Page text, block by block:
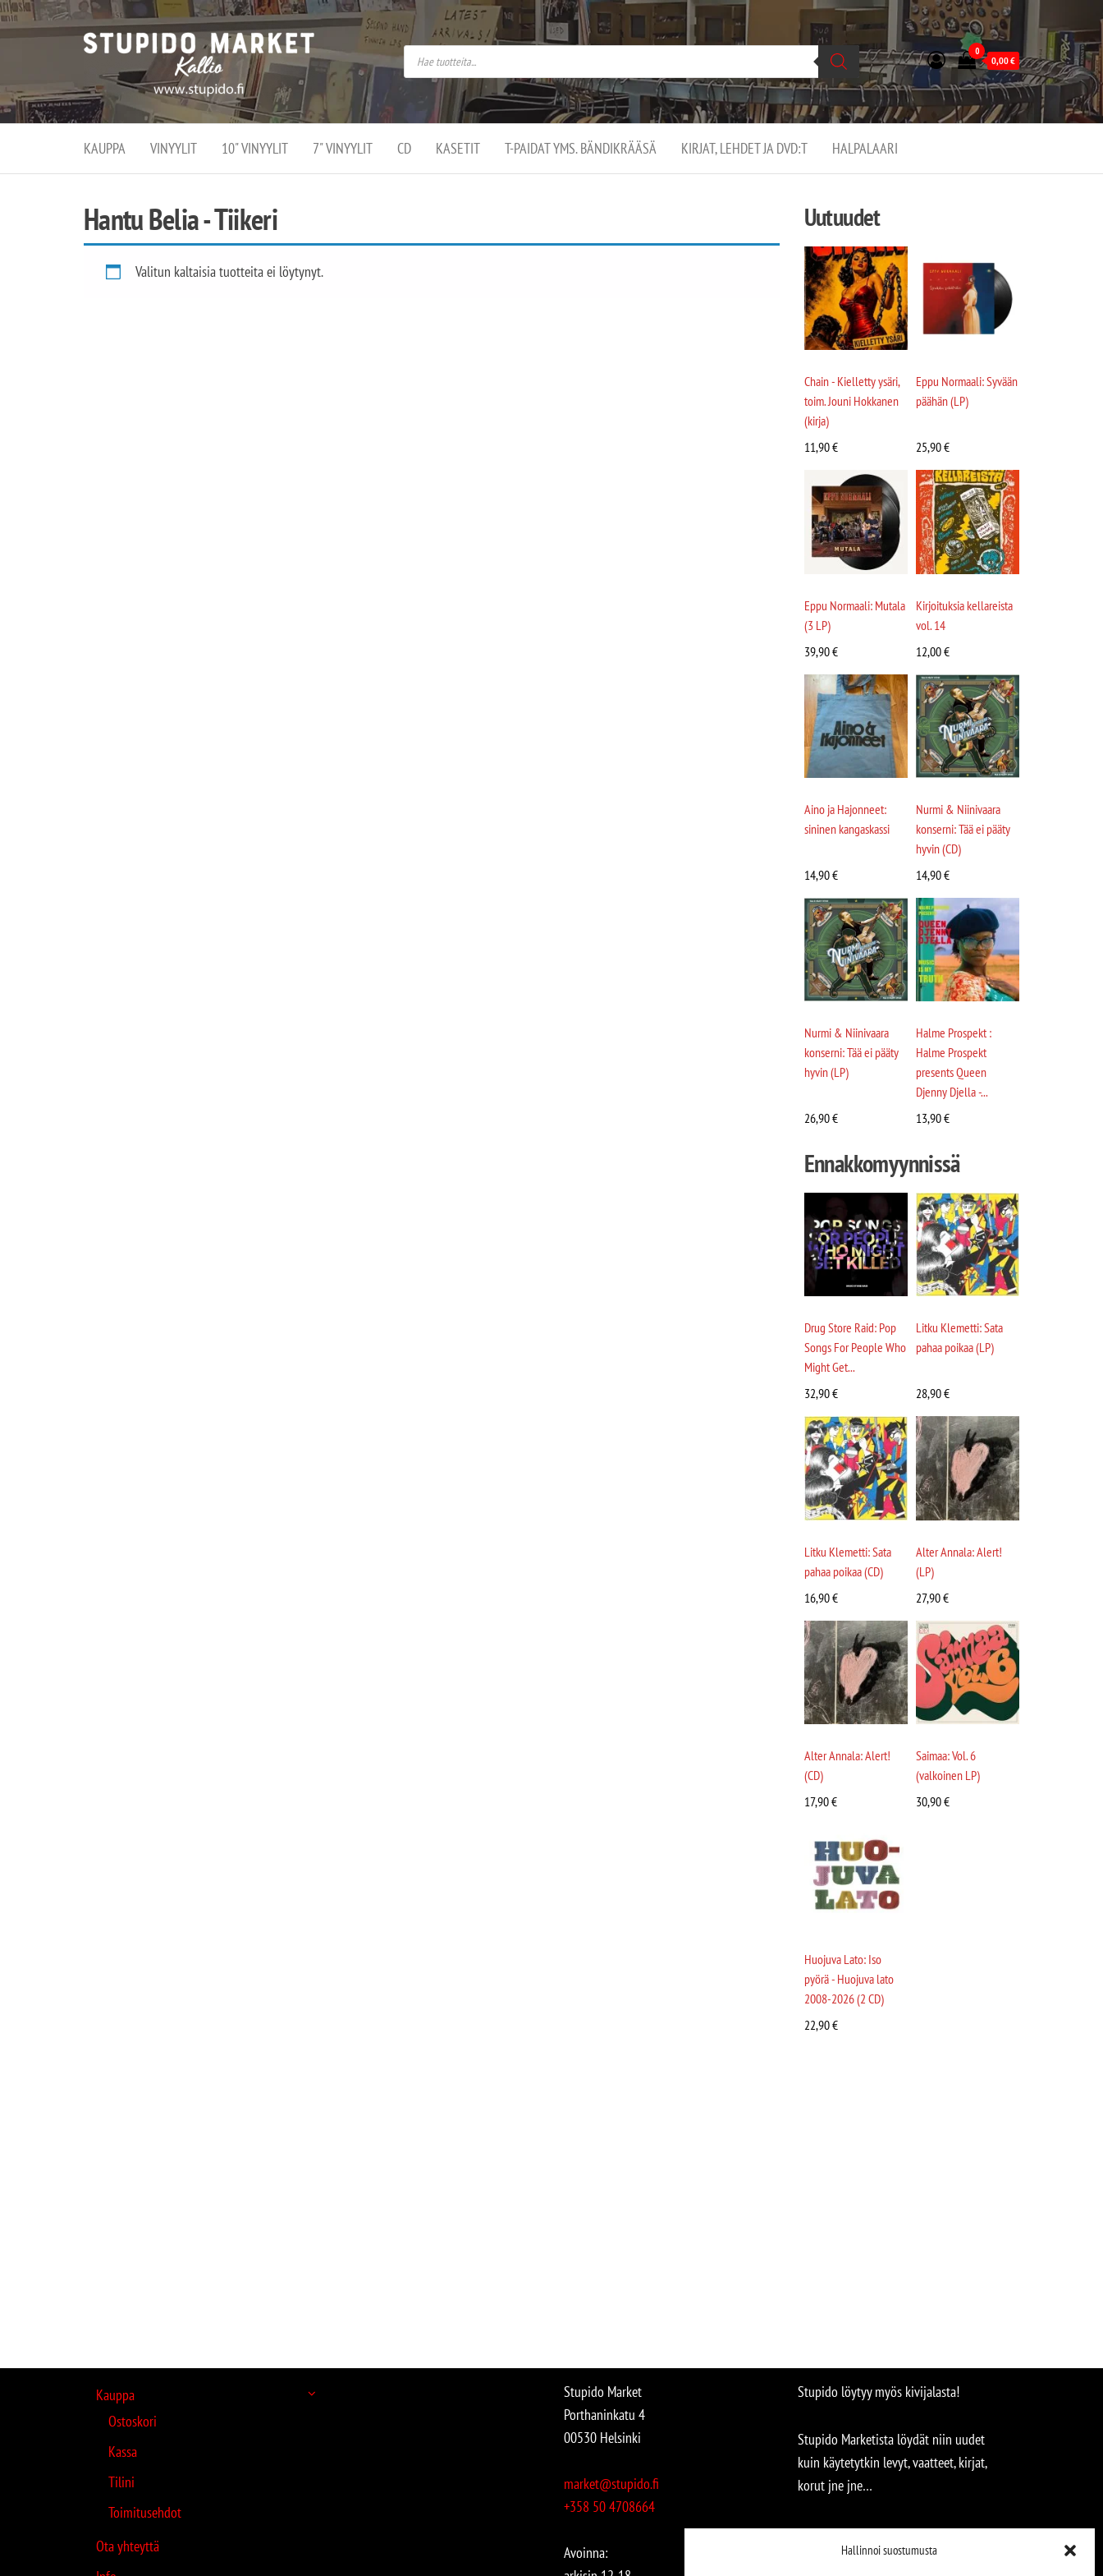
Hallinnoi suostumusta
Stupido
Market –
verkossa
ja
kivijalassa
Stupido Market on
vaihtoehtomusaan
erikoistunut
verkko- sekä
kivijalkakauppa
Helsingissä
Kallion
0
0,00€
KAUPPA VINYYLIT 10" VINYYLIT 7" VINYYLIT CD KASETIT T-PAIDAT YMS. BÄNDIKRÄÄSÄ KIRJAT, LEHDET JA DVD:T HALPALAARI
Hantu Belia - Tiikeri
Valitun kaltaisia tuotteita ei löytynyt.
Uutuudet
Chain - Kielletty ysäri,
toim. Jouni Hokkanen
(kirja)
11,90€
Eppu Normaali: Syvään
päähän (LP)
25,90€
Eppu Normaali: Mutala
(3 LP)
39,90€
Kirjoituksia kellareista
vol. 14
12,00€
Aino ja Hajonneet:
sininen kangaskassi
14,90€
Nurmi & Niinivaara
konserni: Tää ei pääty
hyvin (CD)
14,90€
Nurmi & Niinivaara
konserni: Tää ei pääty
hyvin (LP)
26,90€
Halme Prospekt :
Halme Prospekt
presents Queen
Djenny Djella -...
13,90€
Ennakkomyynnissä
Drug Store Raid: Pop
Songs For People Who
Might Get...
32,90€
Litku Klemetti: Sata
pahaa poikaa (LP)
28,90€
Litku Klemetti: Sata
pahaa poikaa (CD)
16,90€
Alter Annala: Alert!
(LP)
27,90€
Alter Annala: Alert!
(CD)
17,90€
Saimaa: Vol. 6
(valkoinen LP)
30,90€
Huojuva Lato: Iso
pyörä - Huojuva lato
2008-2026 (2 CD)
22,90€
Kauppa
Ostoskori
Kassa
Tilini
Toimitusehdot
Ota yhteyttä
Stupido Market
Porthaninkatu 4
00530 Helsinki
market@stupido.fi
+358 50 4708664
Avoinna:
Stupido löytyy myös kivijalasta!
Stupido Marketista löydät niin uudet
kuin käytetytkin levyt, vaatteet, kirjat,
korut jne jne…